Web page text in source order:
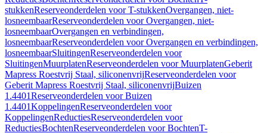
stukkenReserveonderdelen voor T-stukkenOvergangen, niet-
losneembaarReserveonderdelen voor Overgangen, niet-
losneembaarOvergangen en verbindingen,
losneembaarReserveonderdelen voor Overgangen en verbindingen,
losneembaarSluitingenReserveonderdelen voor
SluitingenMuurplatenReserveonderdelen voor MuurplatenGeberit
Mapress Roestvrij Staal, siliconenvrijReserveonderdelen voor
Geberit Mapress Roestvrij Staal, siliconenvrijBuizen
1.4401Reserveonderdelen voor Buizen
1.4401KoppelingenReserveonderdelen voor
KoppelingenReductiesReserveonderdelen voor
ReductiesBochtenReserveonderdelen voor BochtenT-